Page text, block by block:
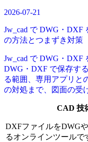
2026-07-21
Jw_cad で DWG・
の方法とつまずき対策
Jw_cad で DWG・DXF
DWG・DXF で保存す
る範囲、専用アプリと
の対処まで、図面の受
CAD 技
DXFファイルをDWG
るオンラインツールで